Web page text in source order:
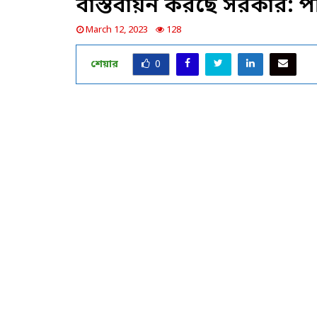
বাস্তবায়ন করছে সরকার:
March 12, 2023 128
শেয়ার 0